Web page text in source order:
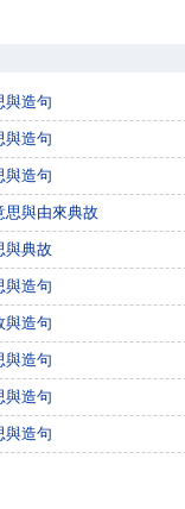
與造句
與造句
與造句
思與由來典故
與典故
與造句
與造句
與造句
與造句
與造句